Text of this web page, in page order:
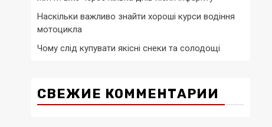
Наскільки важливо знайти хороші курси водіння
мотоцикла
Чому слід купувати якісні снеки та солодощі
СВЕЖИЕ КОММЕНТАРИИ